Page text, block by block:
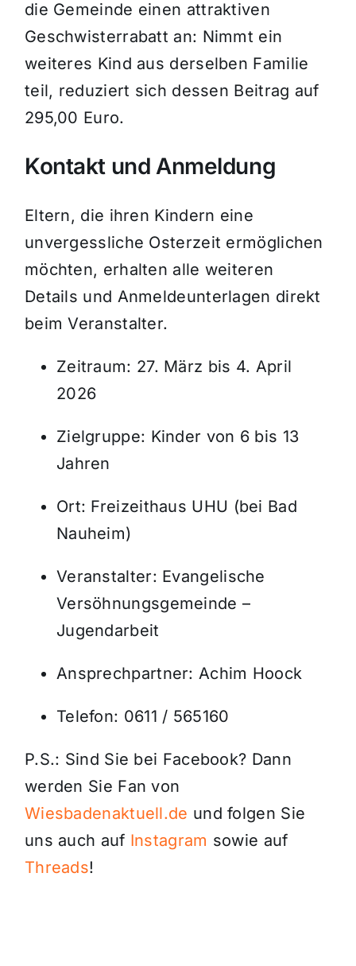
die Gemeinde einen attraktiven
Geschwisterrabatt an: Nimmt ein
weiteres Kind aus derselben Familie
teil, reduziert sich dessen Beitrag auf
295,00 Euro.
Kontakt und Anmeldung
Eltern, die ihren Kindern eine
unvergessliche Osterzeit ermöglichen
möchten, erhalten alle weiteren
Details und Anmeldeunterlagen direkt
beim Veranstalter.
Zeitraum: 27. März bis 4. April
2026
Zielgruppe: Kinder von 6 bis 13
Jahren
Ort: Freizeithaus UHU (bei Bad
Nauheim)
Veranstalter: Evangelische
Versöhnungsgemeinde –
Jugendarbeit
Ansprechpartner: Achim Hoock
Telefon: 0611 / 565160
P.S.: Sind Sie bei Facebook? Dann
werden Sie Fan von
Wiesbadenaktuell.de und folgen Sie
uns auch auf Instagram sowie auf
Threads!